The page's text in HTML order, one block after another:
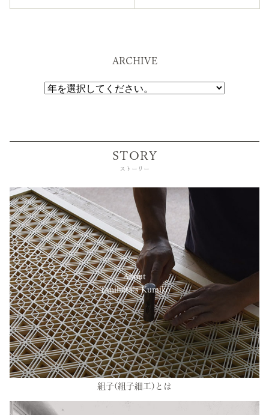
ARCHIVE
STORY
ストーリー
About
Tanihata’s Kumiko
組子(組子細工)とは